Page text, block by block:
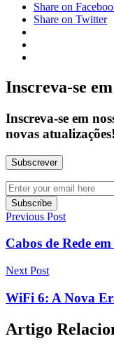
Share on
Share on Twitter
Inscreva-se
Inscreva-se em
novas atualizações!
Previous Post
Cabos de Rede
Next Post
WiFi 6: A Nova
Artigo